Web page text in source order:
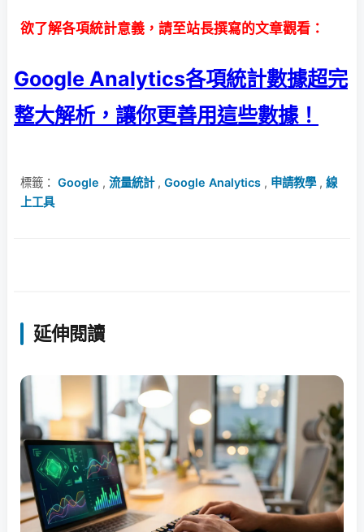
欲了解各項統計意義，請至站長撰寫的文章觀看：
Google Analytics各項統計數據超完
整大解析，讓你更善用這些數據！
標籤： Google , 流量統計, Google Analytics , 申請教學, 線
上工具
延伸閱讀